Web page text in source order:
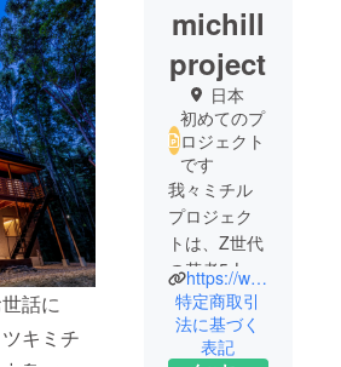
話に
キミチ
michill
project
日本
初めてのプ
ロジェクト
です
我々ミチル
プロジェク
トは、Z世代
の若者5人
と、建築・
内装・イン
テリアのプ
https://www.instagram.com/tsukimechill/
特定商取引
法に基づく
表記